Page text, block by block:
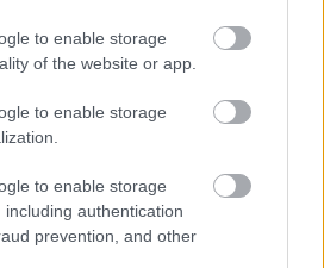
to enable storage
of the website or app.
to enable storage
to enable storage
including authentication
prevention, and other